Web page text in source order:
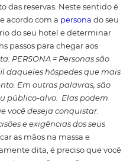
hotéis
demarketing para
a curto e longo prazo
a seguir, sejam efetivas,
das reservas. Neste